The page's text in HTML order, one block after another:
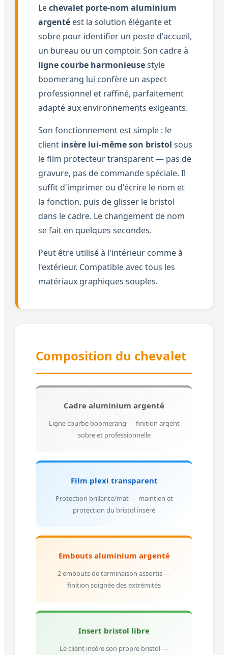
Lechevalet porte-nom aluminium
argentéest la solution élégante et
sobre pour identifier un poste d'accueil,
un bureau ou un comptoir. Son cadre à
ligne courbe harmonieusestyle
boomerang lui confère un aspect
professionnel et raffiné, parfaitement
adapté aux environnements exigeants.
Son fonctionnement est simple : le
client insère lui-même son bristol sous
le film protecteur transparent — pas de
gravure, pas de commande spéciale. Il
suffit d'imprimer ou d'écrire le nom et
la fonction, puis de glisser le bristol
dans le cadre. Le changement de nom
se fait en quelques secondes.
Peut être utilisé à l'intérieur comme à
l'extérieur. Compatible avec tous les
matériaux graphiques souples.
Composition du chevalet
Cadre aluminium argenté
Ligne courbe boomerang — finition argent
sobre et professionnelle
Film plexi transparent
Protection brillante/mat — maintien et
protection du bristol inséré
Embouts aluminium argenté
2 embouts de terminaison assortis —
finition soignée des extrémités
Insert bristol libre
Le client insère son propre bristol —